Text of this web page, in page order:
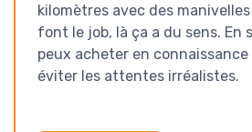
kilomètres avec des
font le job, là ça a du sens. En
peux acheter en
éviter les attentes irréalistes.